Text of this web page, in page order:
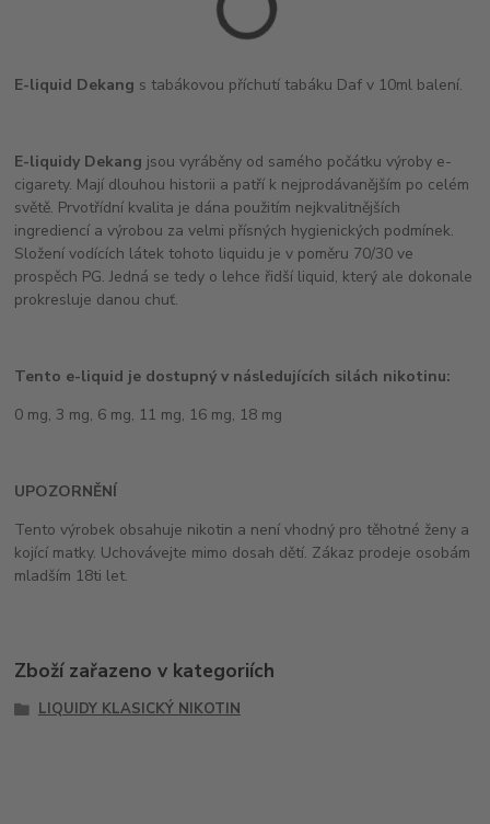
E-liquid Dekang s tabákovou příchutí tabáku Daf v 10ml balení.
E-liquidy Dekang jsou vyráběny od samého počátku výroby e-
cigarety. Mají dlouhou historii a patří k nejprodávanějším po celém
světě. Prvotřídní kvalita je dána použitím nejkvalitnějších
ingrediencí a výrobou za velmi přísných hygienických podmínek.
Složení vodících látek tohoto liquidu je v poměru 70/30 ve
prospěch PG. Jedná se tedy o lehce řidší liquid, který ale dokonale
prokresluje danou chuť.
Tento e-liquid je dostupný v následujících silách nikotinu:
0 mg, 3 mg, 6 mg, 11 mg, 16 mg, 18 mg
UPOZORNĚNÍ
Tento výrobek obsahuje nikotin a není vhodný pro těhotné ženy a
kojící matky. Uchovávejte mimo dosah dětí. Zákaz prodeje osobám
mladším 18ti let.
Zboží zařazeno v kategoriích
LIQUIDY KLASICKÝ NIKOTIN